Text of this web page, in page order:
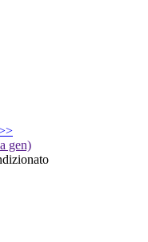
gen)